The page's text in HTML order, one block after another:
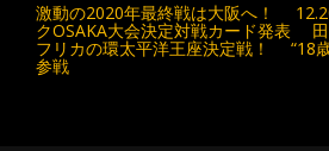
激動の2020年最終戦は大阪へ！
クOSAKA大会決定対戦カード発表
フリカの環太平洋王座決定戦！ “18
参戦